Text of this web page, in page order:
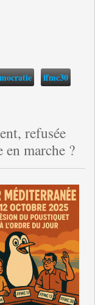
ffmc30
refusée
marche ?